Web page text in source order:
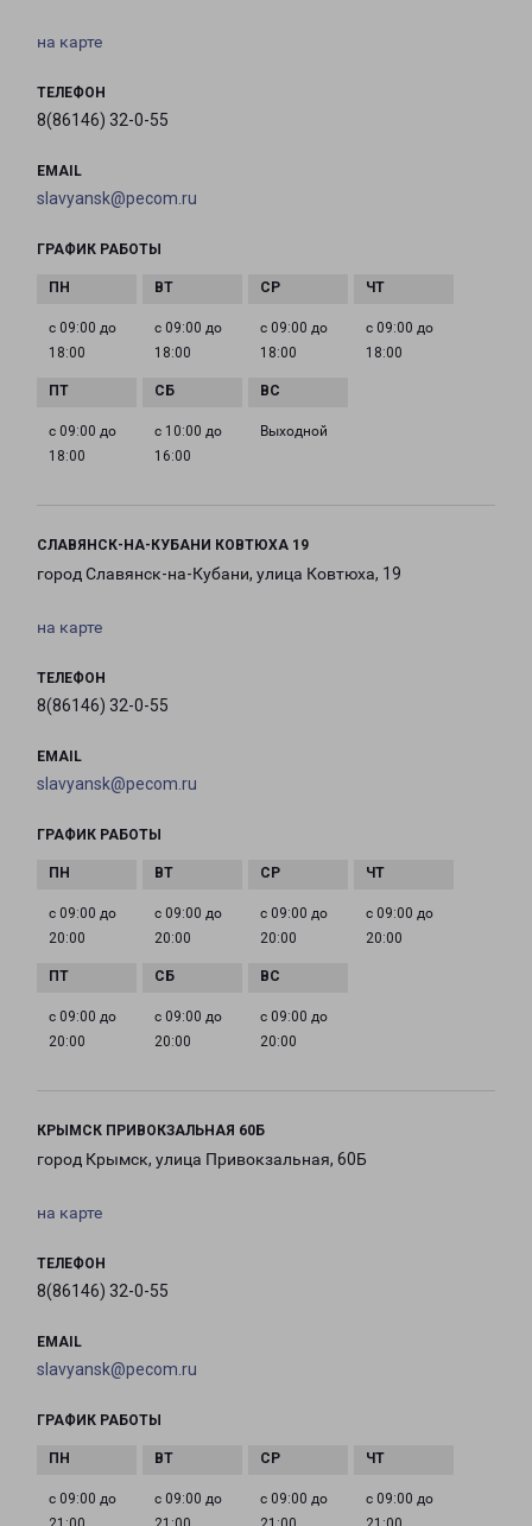
на карте
ТЕЛЕФОН
8(86146) 32-0-55
EMAIL
slavyansk@pecom.ru
ГРАФИК РАБОТЫ
с 09:00 до
18:00
с 09:00 до
18:00
с 09:00 до
18:00
с 09:00 до
18:00
с 09:00 до
18:00
с 10:00 до
16:00
Выходной
СЛАВЯНСК-НА-КУБАНИ КОВТЮХА 19
город Славянск-на-Кубани, улица Ковтюха, 19
на карте
ТЕЛЕФОН
8(86146) 32-0-55
EMAIL
slavyansk@pecom.ru
ГРАФИК РАБОТЫ
с 09:00 до
20:00
с 09:00 до
20:00
с 09:00 до
20:00
с 09:00 до
20:00
с 09:00 до
20:00
с 09:00 до
20:00
с 09:00 до
20:00
КРЫМСК ПРИВОКЗАЛЬНАЯ 60Б
город Крымск, улица Привокзальная, 60Б
на карте
ТЕЛЕФОН
8(86146) 32-0-55
EMAIL
slavyansk@pecom.ru
ГРАФИК РАБОТЫ
с 09:00 до
с 09:00 до
с 09:00 до
с 09:00 до